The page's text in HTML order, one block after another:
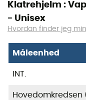
Klatrehjelm :
- Unisex
Hvordan finder jeg
Måleenhed
INT.
Hovedomkredsen